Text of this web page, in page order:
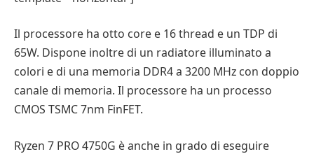
Il processore ha otto core e 16 thread e un TDP di
65W. Dispone inoltre di un radiatore illuminato a
colori e di una memoria DDR4 a 3200 MHz con doppio
canale di memoria. Il processore ha un processo
CMOS TSMC 7nm FinFET.
Ryzen 7 PRO 4750G è anche in grado di eseguire